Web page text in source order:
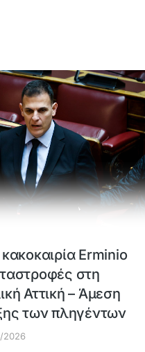
Erminio
στη
Αττική – Άμεση
των πληγέντων
2026